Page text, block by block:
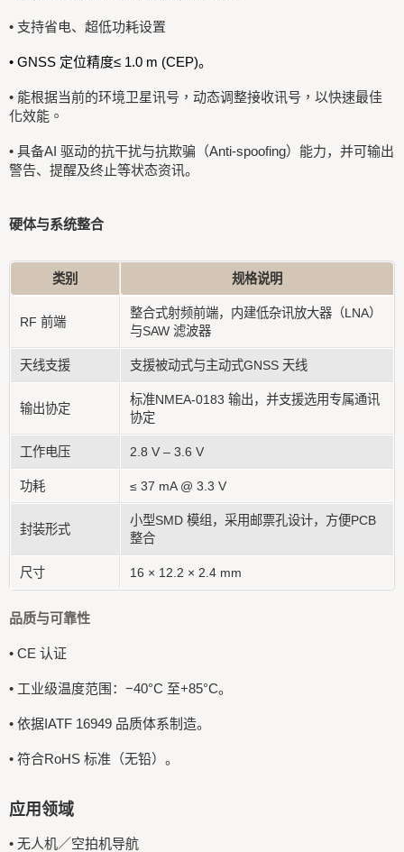
• 支持省电、超低功耗设置
• GNSS 定位精度≤ 1.0 m (CEP)。
• 能根据当前的环境卫星讯号，动态调整接收讯号，以快速最佳
化效能。
• 具备AI 驱动的抗干扰与抗欺骗（Anti-spoofing）能力，并可输出
警告、提醒及终止等状态资讯。
硬体与系统整合
类别 规格说明
RF 前端
整合式射频前端，内建低杂讯放大器（LNA）
与SAW 滤波器
天线支援 支援被动式与主动式GNSS 天线
输出协定
标准NMEA-0183 输出，并支援选用专属通讯
协定
工作电压 2.8 V – 3.6 V
功耗 ≤ 37 mA @ 3.3 V
封装形式
小型SMD 模组，采用邮票孔设计，方便PCB
整合
尺寸 16 × 12.2 × 2.4 mm
品质与可靠性
• CE 认证
• 工业级温度范围：−40°C 至+85°C。
• 依据IATF 16949 品质体系制造。
• 符合RoHS 标准（无铅）。
应用领域
• 无人机／空拍机导航